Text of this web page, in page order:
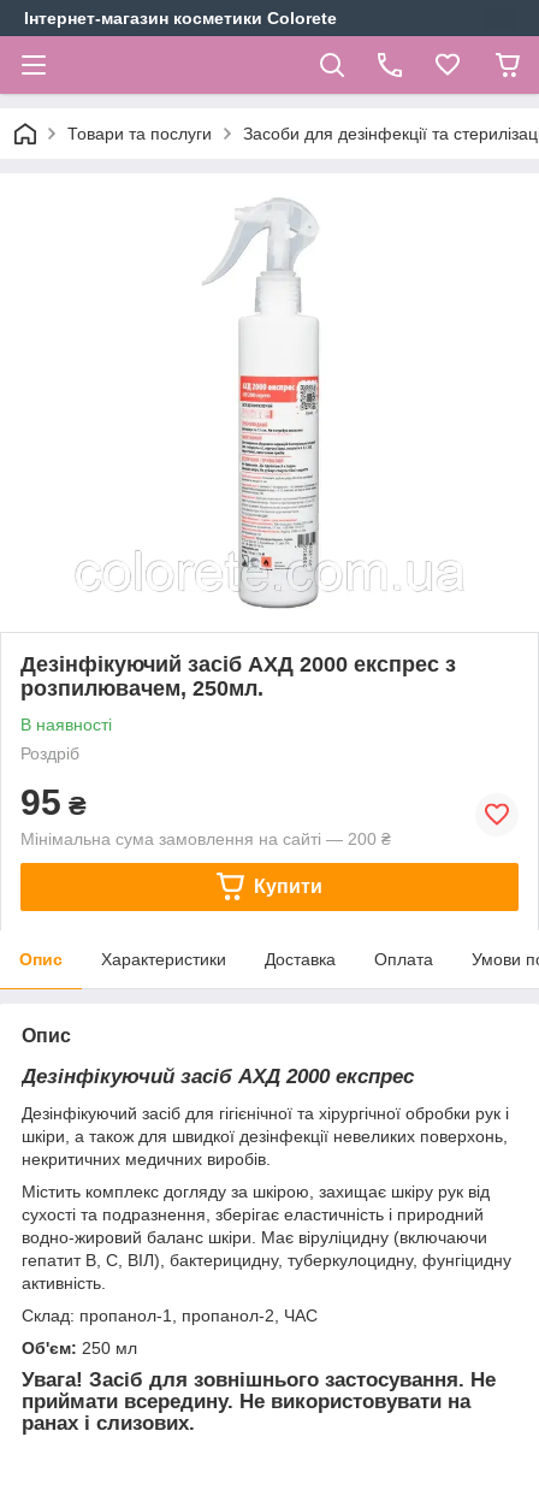
Інтернет-магазин косметики Colorete
Товари та послуги Засоби для дезінфекції та
Дезінфікуючий засіб АХД 2000 експрес з
розпилювачем, 250мл.
В наявності
Роздріб
95 ₴
Мінімальна сума замовлення на сайті — 200 ₴
Купити
Опис Характеристики Доставка Оплата Умови
Опис
Дезінфікуючий засіб АХД 2000 експрес
Дезінфікуючий засіб для гігієнічної та хірургічної обробки рук і
шкіри, а також для швидкої дезінфекції невеликих поверхонь,
некритичних медичних виробів.
Містить комплекс догляду за шкірою, захищає шкіру рук від
сухості та подразнення, зберігає еластичність і природний
водно-жировий баланс шкіри. Має віруліцидну (включаючи
гепатит В, С, ВІЛ), бактерицидну, туберкулоцидну, фунгіцидну
активність.
Склад: пропанол-1, пропанол-2, ЧАС
Об'єм: 250 мл
Увага! Засіб для зовнішнього застосування. Не
приймати всередину. Не використовувати на
ранах і слизових.